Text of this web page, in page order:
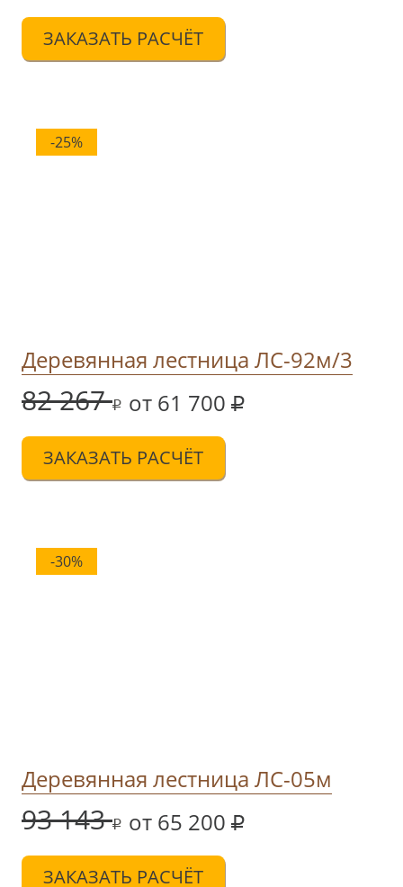
ЗАКАЗАТЬ РАСЧЁТ
-25%
Деревянная лестница ЛС-92м/3
82 267 от 61 700
ЗАКАЗАТЬ РАСЧЁТ
-30%
Деревянная лестница ЛС-05м
93 143 от 65 200
ЗАКАЗАТЬ РАСЧЁТ